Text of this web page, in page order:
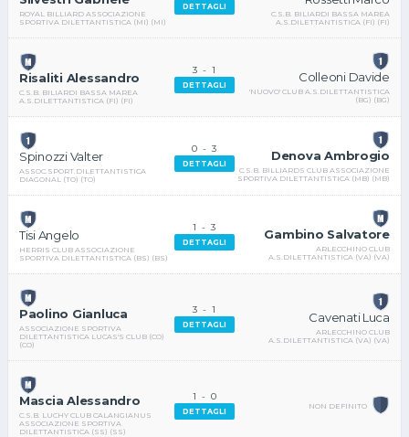
ROYAL BILLIARD ASSOCIAZIONE
SPORTIVA DILETTANTISTICA (MI) (MI)
DETTAGLI
C.S.B. BILIARDI BASSA MAREA
A.S.DILETTANTISTICA (FI) (FI)
Risaliti Alessandro
C.S.B. BILIARDI BASSA MAREA
A.S.DILETTANTISTICA (FI) (FI)
3 -1
DETTAGLI
Colleoni Davide
'NUOVO' CLUB A.S.DILETTANTISTICA
(BG) (BG)
Spinozzi Valter
ASSOC.SPORT.DILETTANTISTICA
DIAGONAL (TO) (TO)
0 -3
DETTAGLI
Denova Ambrogio
C.S.B. BILLIARDS CLUB ASSOCIAZIONE
SPORTIVA DILETTANTISTICA (MB) (MB)
Tisi Angelo
HERRIS CLUB ASSOCIAZIONE
SPORTIVA DILETTANTISTICA (BS) (BS)
1 -3
DETTAGLI
Gambino Salvatore
ARLECCHINO CLUB
A.S.DILETTANTISTICA (VA) (VA)
Paolino Gianluca
ASSOCIAZIONE SPORTIVA
DILETTANTISTICA LUCAS'S CLUB (CO)
(CO)
3 -1
DETTAGLI
Cavenati Luca
ARLECCHINO CLUB
A.S.DILETTANTISTICA (VA) (VA)
Mascia Alessandro
C.S.B. LUCHY CLUB CALANGIANUS
ASSOCIAZIONE SPORTIVA
DILETTANTISTICA (SS) (SS)
1 - 0
DETTAGLI
NON DEFINITO